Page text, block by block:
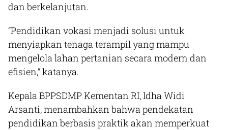
dan berkelanjutan.
“Pendidikan vokasi menjadi solusi untuk
menyiapkan tenaga terampil yang mampu
mengelola lahan pertanian secara modern dan
efisien,” katanya.
Kepala BPPSDMP Kementan RI, Idha Widi
Arsanti, menambahkan bahwa pendekatan
pendidikan berbasis praktik akan memperkuat